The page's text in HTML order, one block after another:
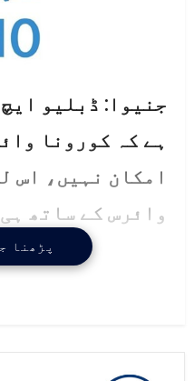
جنیوا: ڈبلیو
ہے کہ کورونا
امکان نہیں، اس
وائرس کے ساتھ
سیکھنا ہوگا۔پڑھنا